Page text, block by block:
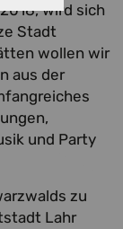
wird sich
Stadt
wollen wir
aus der
und Party
zu
Lahr